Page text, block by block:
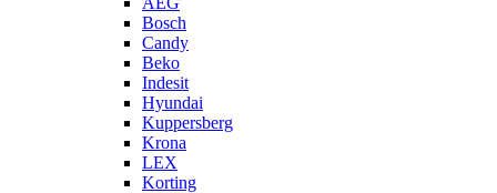
Bosch
Candy
Beko
Indesit
Hyundai
Kuppersberg
Krona
LEX
Korting